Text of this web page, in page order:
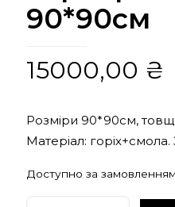
90*90см
15000,00 ₴
Розміри 90*90см,
Матеріал: горіх+смола.
Доступно за замовленням